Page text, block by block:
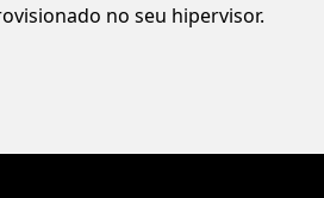
no seu hipervisor.